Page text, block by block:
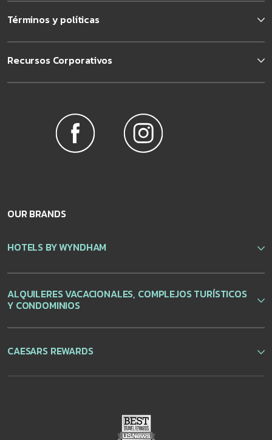
Términos y políticas
Recursos Corporativos
OUR BRANDS
HOTELS BY WYNDHAM
ALQUILERES VACACIONALES, COMPLEJOS TURÍSTICOS
Y CONDOMINIOS
CAESARS REWARDS